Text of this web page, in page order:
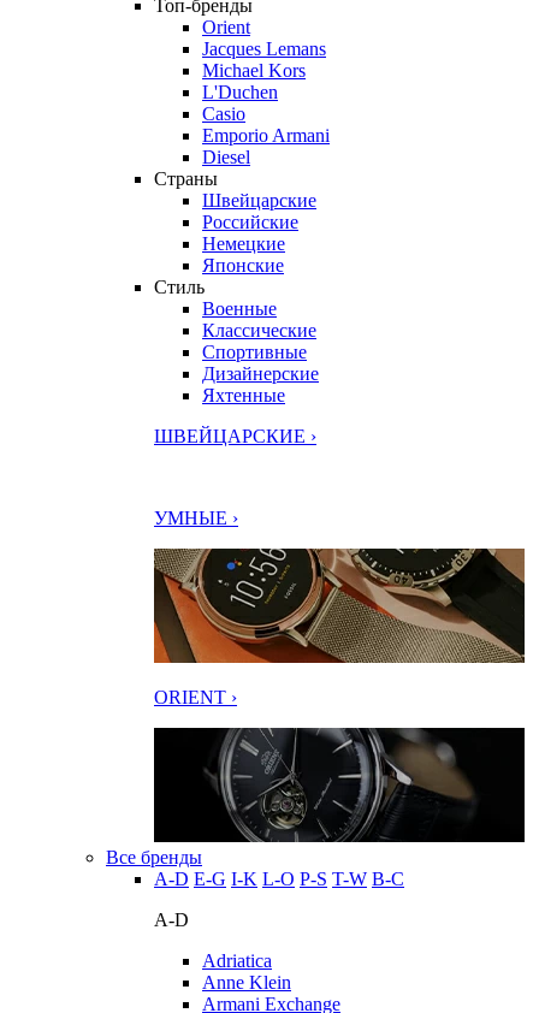
Топ-бренды
Orient
Jacques Lemans
Michael Kors
L'Duchen
Casio
Emporio Armani
Diesel
Страны
Швейцарские
Российские
Немецкие
Японские
Стиль
Военные
Классические
Спортивные
Дизайнерские
Яхтенные
ШВЕЙЦАРСКИЕ ›
УМНЫЕ ›
ORIENT ›
Все бренды
A-D E-G I-K L-O P-S T-W В-С
A-D
Adriatica
Anne Klein
Armani Exchange